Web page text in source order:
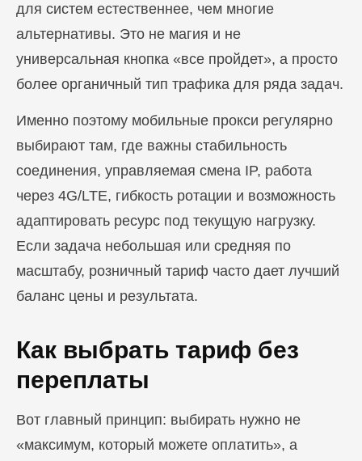
для систем естественнее, чем многие
альтернативы. Это не магия и не
универсальная кнопка «все пройдет», а просто
более органичный тип трафика для ряда задач.
Именно поэтому мобильные прокси регулярно
выбирают там, где важны стабильность
соединения, управляемая смена IP, работа
через 4G/LTE, гибкость ротации и возможность
адаптировать ресурс под текущую нагрузку.
Если задача небольшая или средняя по
масштабу, розничный тариф часто дает лучший
баланс цены и результата.
Как выбрать тариф без
переплаты
Вот главный принцип: выбирать нужно не
«максимум, который можете оплатить», а